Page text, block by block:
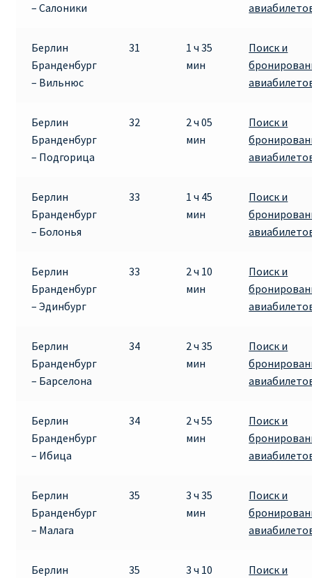
– Салоники
Берлин
Бранденбург
– Вильнюс
31
1 ч 35
мин
Поиск и
Берлин
Бранденбург
– Подгорица
32
2 ч 05
мин
Поиск и
Берлин
Бранденбург
– Болонья
33
1 ч 45
мин
Поиск и
Берлин
Бранденбург
– Эдинбург
33
2 ч 10
мин
Поиск и
Берлин
Бранденбург
– Барселона
34
2 ч 35
мин
Поиск и
Берлин
Бранденбург
– Ибица
34
2 ч 55
мин
Поиск и
Берлин
Бранденбург
– Малага
35
3 ч 35
мин
Поиск и
Берлин
35
3 ч 10
Поиск и